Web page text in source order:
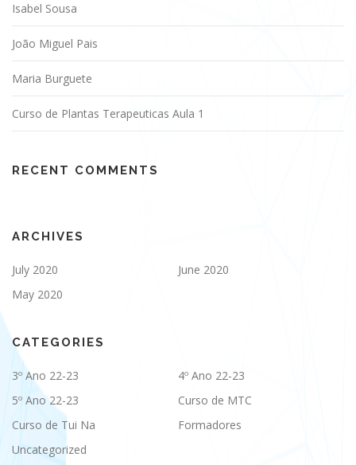
Isabel Sousa
João Miguel Pais
Maria Burguete
Curso de Plantas Terapeuticas Aula 1
RECENT COMMENTS
ARCHIVES
July 2020
June 2020
May 2020
CATEGORIES
3º Ano 22-23
4º Ano 22-23
5º Ano 22-23
Curso de MTC
Curso de Tui Na
Formadores
Uncategorized